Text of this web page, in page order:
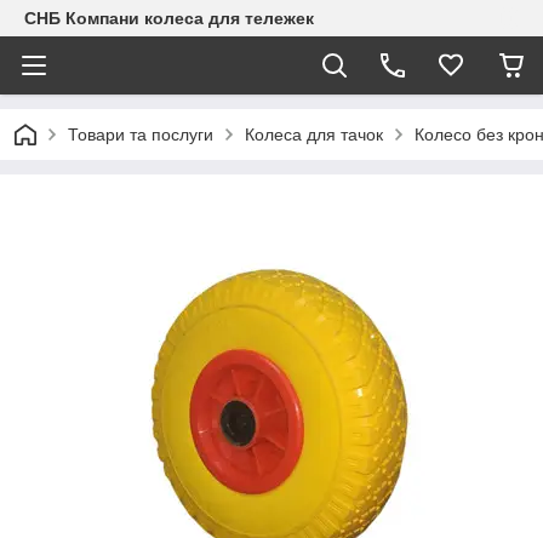
СНБ Компани колеса для тележек
Товари та послуги Колеса для тачок Колесо без